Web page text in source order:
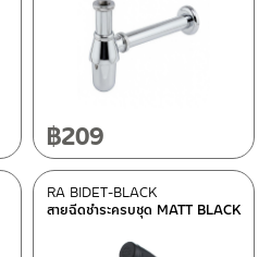
฿209
สายฉีดชำระครบชุด MATT BLACK
RA BIDET-BLACK